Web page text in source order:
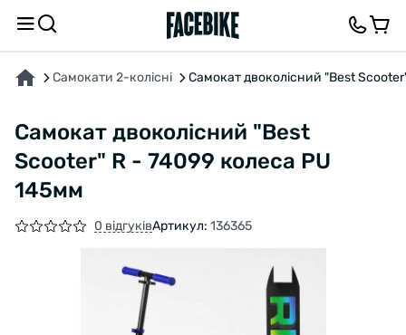
Самокати 2-колісні Самокат двоколісний "Best
Самокат двоколісний "Best
Scooter" R - 74099 колеса PU
145мм
0 відгуківАртикул: 136365
ПРО ТОВАР ХАРАКТЕРИСТИКИВІДГУКИ ТА ЗАПИТАННЯ